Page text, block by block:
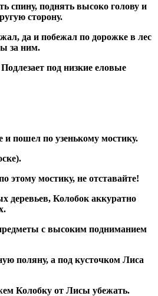
спину, поднять высоко голову и
сторону.
да и побежал по дорожке в лес
за ним.
под низкие еловые
пошел по узенькому мостику.
этому мостику, не отставайте!
деревьев, Колобок аккуратно
с высоким подниманием
поляну, а под кусточком Лиса
Колобку от Лисы убежать.